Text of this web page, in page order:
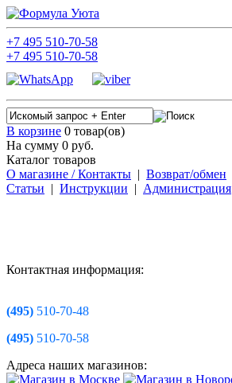
+7 495 510-70-58
+7 495 510-70-58
В корзине 0 товар(ов)
На сумму 0 руб.
Каталог товаров
О магазине / Контакты | Возврат/обмен
Статьи | Инструкции | Администрация
Контактная информация:
(495) 510-70-48
(495) 510-70-58
Адреса наших магазинов: